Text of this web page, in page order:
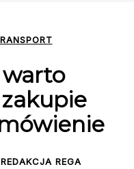
warto
REDAKCJA REGA